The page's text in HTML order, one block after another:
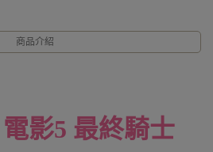
商品介紹
影5 最終騎士